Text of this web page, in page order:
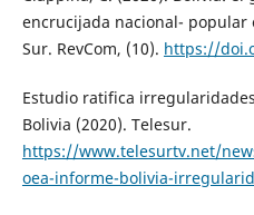
encrucijada nacional- popular
Sur. RevCom, (10). https://
Estudio ratifica
Bolivia (2020). Telesur.
https://www.telesurtv.net/
oea-informe-bolivia-